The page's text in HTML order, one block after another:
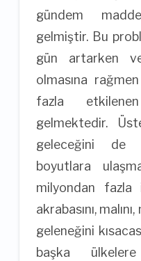
gündem
gelmiştir. Bu
gün artarken
olmasına
fazla
gelmektedir.
geleceğini de
boyutlara
milyondan fazla
akrabasını,
geleneğini
başka